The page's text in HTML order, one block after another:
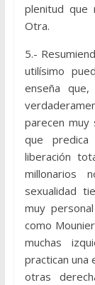
plenitud que
Otra.
5.-
utilísimo
enseña
parecen muy
que
liberación
millonarios
sexualidad
muy
como
muchas
practican una
otras